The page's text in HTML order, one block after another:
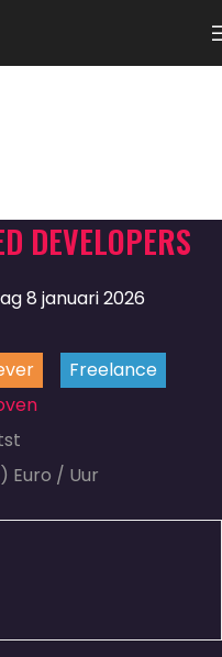
DEVELOPERS
8 januari 2026
Freelance
Euro / Uur